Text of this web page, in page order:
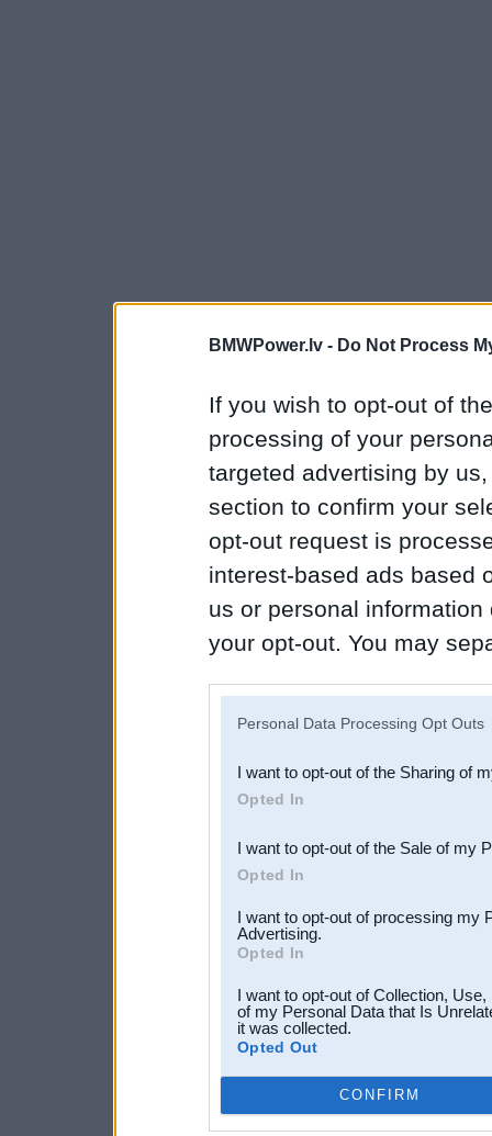
BMWPower.lv - Do Not Process
If you wish to opt-out of
processing of your
targeted advertising by
section to confirm your
opt-out request is
interest-based ads based
us or personal
your opt-out. You may
Downstream Participants
third parties.
Personal Data Processing Opt Outs
I want to opt-out of the Sharing of
Opted In
I want to opt-out of the Sale of my
Opted In
I want to opt-out of processing my
Advertising.
Opted In
I want to opt-out of Collection,
of my Personal Data that Is
it was collected.
Opted Out
CONFIRM